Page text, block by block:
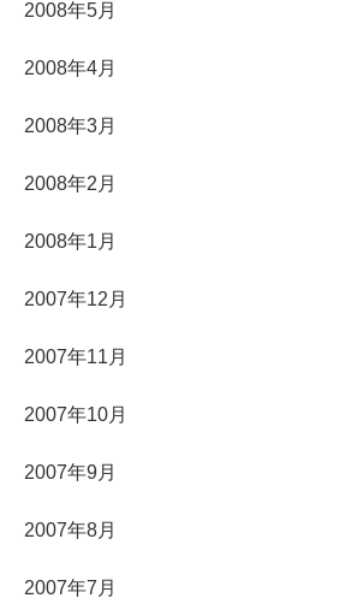
2008年5月
2008年4月
2008年3月
2008年2月
2008年1月
2007年12月
2007年11月
2007年10月
2007年9月
2007年8月
2007年7月